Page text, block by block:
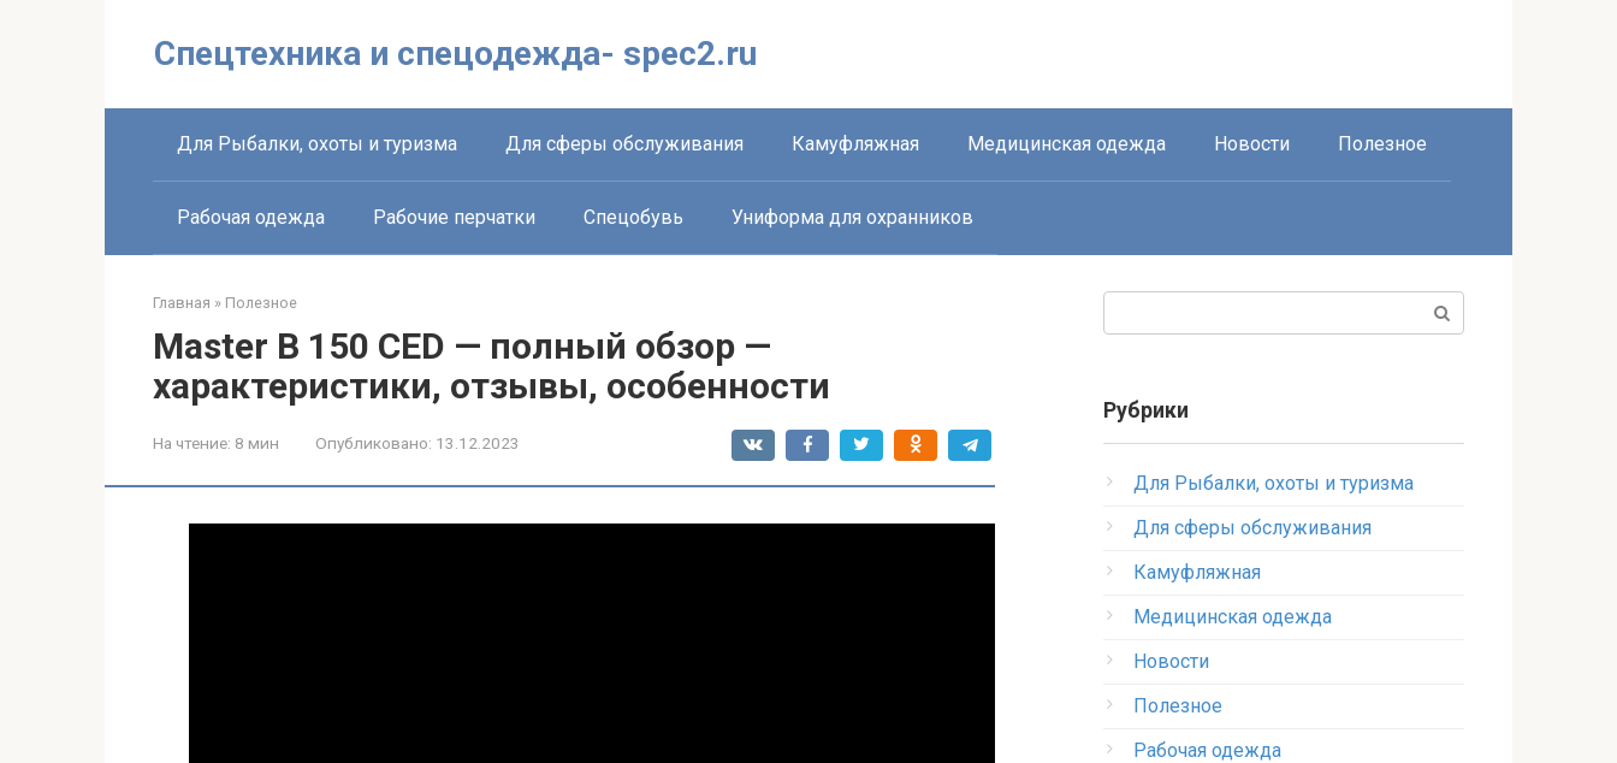
Спецтехника и спецодежда- spec2.ru
Для Рыбалки, охоты и туризма Для сферы обслуживания Камуфляжная Медицинская одежда Новости Полезное
Рабочая одежда Рабочие перчатки Спецобувь Униформа для охранников
Главная » Полезное
Master B 150 CED — полный обзор —
характеристики, отзывы, особенности
На чтение: 8 мин Опубликовано: 13.12.2023
Рубрики
Для Рыбалки, охоты и туризма
Для сферы обслуживания
Камуфляжная
Медицинская одежда
Новости
Полезное
Рабочая одежда